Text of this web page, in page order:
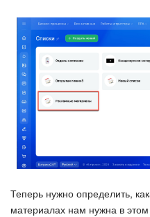
Теперь нужно определить,
материалах нам нужна в